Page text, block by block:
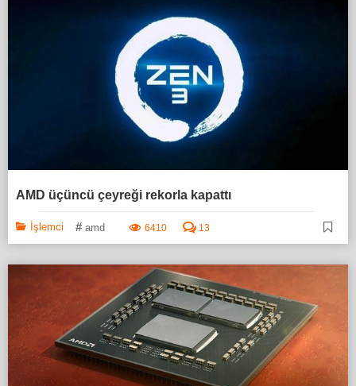
AMD üçüncü çeyreği rekorla kapattı
İşlemci # amd 6410 13